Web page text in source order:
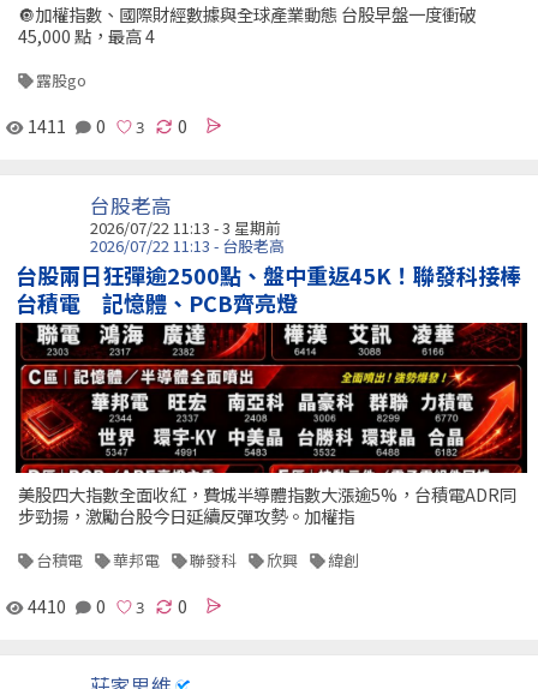
🔘加權指數、國際財經數據與全球產業動態 台股早盤一度衝破
45,000 點，最高 4
露股go
1411 0 0
台股老高
2026/07/22 11:13 - 3 星期前
2026/07/22 11:13 - 台股老高
台股兩日狂彈逾2500點、盤中重返45K！聯發科接棒
台積電 記憶體、PCB齊亮燈
美股四大指數全面收紅，費城半導體指數大漲逾5%，台積電ADR同
步勁揚，激勵台股今日延續反彈攻勢。加權指
台積電 華邦電 聯發科 欣興 緯創
4410 0 0